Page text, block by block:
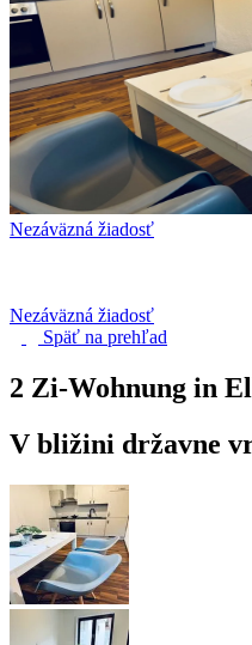
Nezáväzná žiadosť
Nezáväzná žiadosť
Späť na prehľad
2 Zi-Wohnung in
V bližini državne